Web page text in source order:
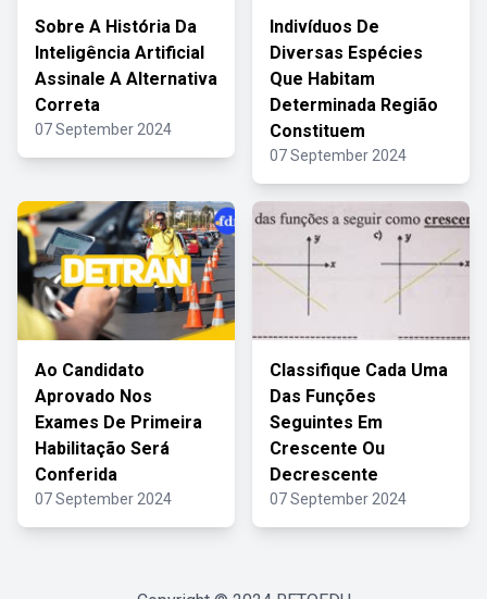
Sobre A História Da
Inteligência Artificial
Assinale A Alternativa
Correta
07 September 2024
Indivíduos De
Diversas Espécies
Que Habitam
Determinada Região
Constituem
07 September 2024
Ao Candidato
Aprovado Nos
Exames De Primeira
Habilitação Será
Conferida
07 September 2024
Classifique Cada Uma
Das Funções
Seguintes Em
Crescente Ou
Decrescente
07 September 2024